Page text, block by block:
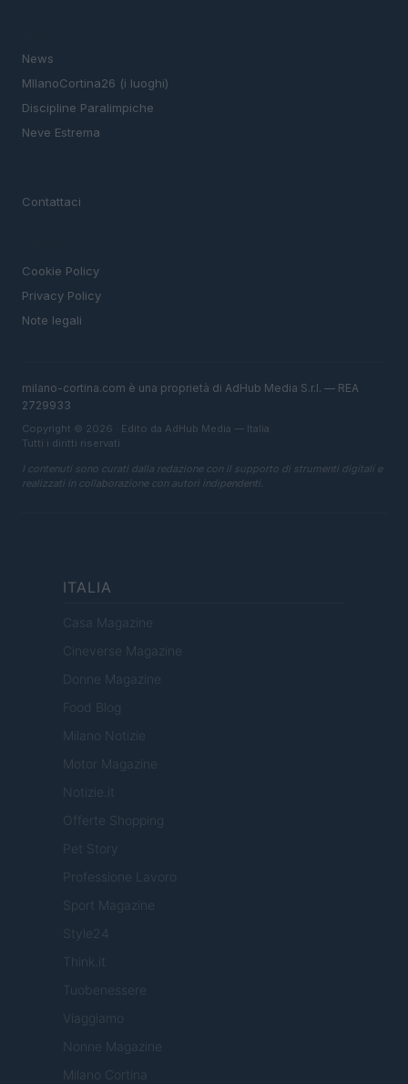
News
MIlanoCortina26 (i luoghi)
Discipline Paralimpiche
Neve Estrema
Contattaci
Cookie Policy
Privacy Policy
Note legali
milano-cortina.com è una proprietà di AdHub Media S.r.l. — REA
2729933
Copyright © 2026 · Edito da AdHub Media — Italia
Tutti i diritti riservati
I contenuti sono curati dalla redazione con il supporto di strumenti digitali e
realizzati in collaborazione con autori indipendenti.
ITALIA
Casa Magazine
Cineverse Magazine
Donne Magazine
Food Blog
Milano Notizie
Motor Magazine
Notizie.it
Offerte Shopping
Pet Story
Professione Lavoro
Sport Magazine
Style24
Think.it
Tuobenessere
Viaggiamo
Nonne Magazine
Milano Cortina